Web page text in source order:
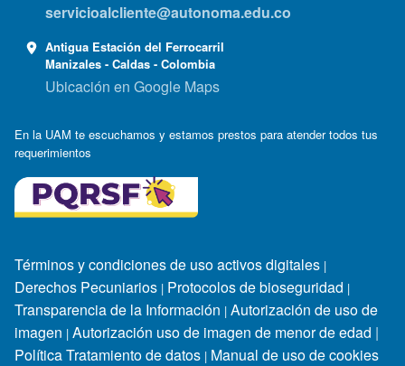
servicioalcliente@autonoma.edu.co
Antigua Estación del Ferrocarril
Manizales - Caldas - Colombia
Ubicación en Google Maps
En la UAM te escuchamos y estamos prestos para atender todos tus
requerimientos
Términos y condiciones de uso activos digitales |
Derechos Pecuniarios | Protocolos de bioseguridad |
Transparencia de la Información | Autorización de uso de
imagen | Autorización uso de imagen de menor de edad |
Política Tratamiento de datos | Manual de uso de cookies